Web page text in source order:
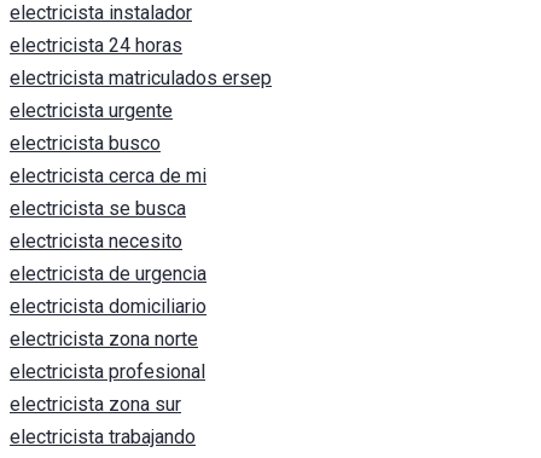
electricista instalador
electricista 24 horas
electricista matriculados ersep
electricista urgente
electricista busco
electricista cerca de mi
electricista se busca
electricista necesito
electricista de urgencia
electricista domiciliario
electricista zona norte
electricista profesional
electricista zona sur
electricista trabajando